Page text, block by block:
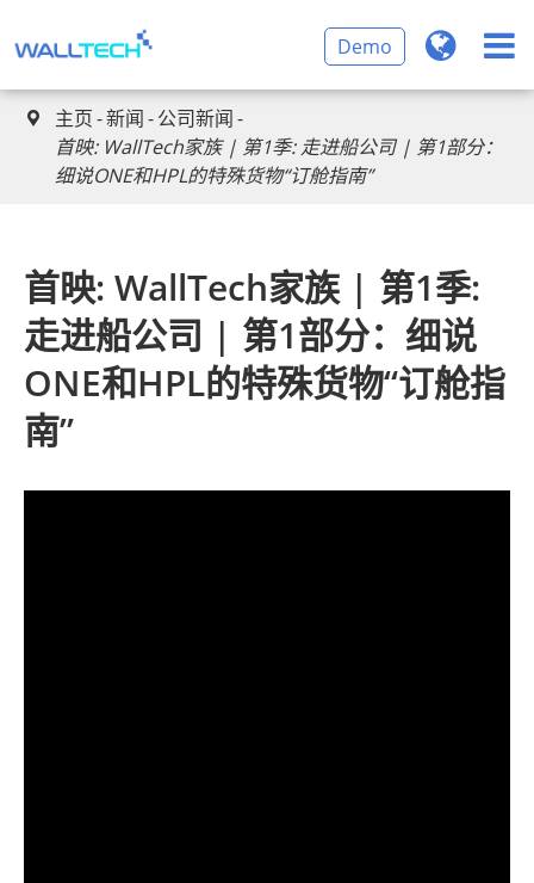
Demo
 主页 新闻 公司新闻
首映: WallTech家族 | 第1季: 走进船公司 | 第1部分：
细说ONE和HPL的特殊货物“订舱指南”
首映: WallTech家族 | 第1季:
走进船公司 | 第1部分：细说
ONE和HPL的特殊货物“订舱指
南”